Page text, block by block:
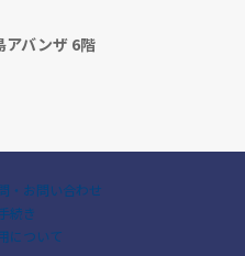
バンザ 6階
・お問い合わせ
続き
について